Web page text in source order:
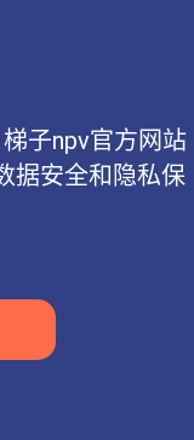
子npv官方网站
据安全和隐私保